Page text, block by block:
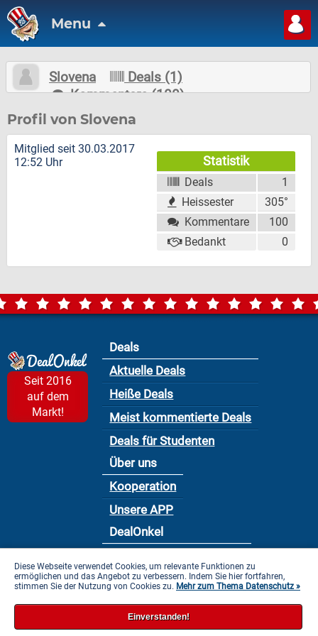
Menu
Slovena
Deals (1)
Kommentare (100)
Nachricht schreiben
Profil von Slovena
Statistik
Deals
1
Heissester
305°
Kommentare
100
Bedankt
0
Mitglied seit 30.03.2017
12:52 Uhr
Seit 2016
auf dem
Markt!
Deals
Aktuelle Deals
Heiße Deals
Meist kommentierte Deals
Deals für Studenten
Über uns
Kooperation
Unsere APP
DealOnkel
Datenschutzbestimmung
Impressum
Diese Webseite verwendet Cookies, um relevante Funktionen zu
ermöglichen und das Angebot zu verbessern. Indem Sie hier fortfahren,
stimmen Sie der Nutzung von Cookies zu. Mehr zum Thema Datenschutz »